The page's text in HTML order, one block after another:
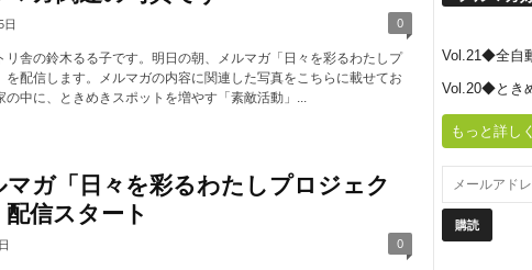
リ
日 0
リ舎の鈴木るる子です。明日の朝、メルマガ「日々を彩るわたしプ
を配信します。メルマガの内容に関連した写真をこちらに載せてお
の中に、ときめきスポットを増やす「素敵活動」...
マガ「日々を彩るわたしプロジェク
配信スタート
0
Vol.21◆全自
Vol.20◆とき
もっと詳し